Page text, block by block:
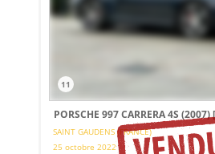
11
PORSCHE 997 CARRERA 4S (2007)
SAINT GAUDENS (FRANCE)
25 octobre 2022